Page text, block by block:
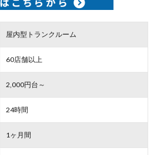
屋内型トランクルーム
60店舗以上
2,000円台～
24時間
1ヶ月間